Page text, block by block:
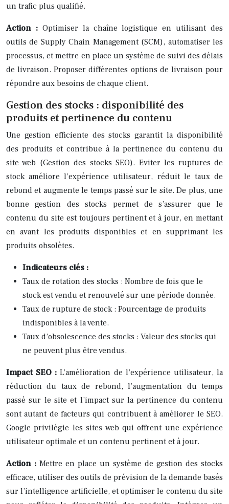
un trafic plus qualifié.
Action : Optimiser la chaîne logistique en utilisant des
outils de Supply Chain Management (SCM), automatiser les
processus, et mettre en place un système de suivi des délais
de livraison. Proposer différentes options de livraison pour
répondre aux besoins de chaque client.
Gestion des stocks : disponibilité des
produits et pertinence du contenu
Une gestion efficiente des stocks garantit la disponibilité
des produits et contribue à la pertinence du contenu du
site web (Gestion des stocks SEO). Eviter les ruptures de
stock améliore l’expérience utilisateur, réduit le taux de
rebond et augmente le temps passé sur le site. De plus, une
bonne gestion des stocks permet de s’assurer que le
contenu du site est toujours pertinent et à jour, en mettant
en avant les produits disponibles et en supprimant les
produits obsolètes.
Indicateurs clés :
Taux de rotation des stocks : Nombre de fois que le
stock est vendu et renouvelé sur une période donnée.
Taux de rupture de stock : Pourcentage de produits
indisponibles à la vente.
Taux d’obsolescence des stocks : Valeur des stocks qui
ne peuvent plus être vendus.
Impact SEO :L’amélioration de l’expérience utilisateur, la
réduction du taux de rebond, l’augmentation du temps
passé sur le site et l’impact sur la pertinence du contenu
sont autant de facteurs qui contribuent à améliorer le SEO.
Google privilégie les sites web qui offrent une expérience
utilisateur optimale et un contenu pertinent et à jour.
Action : Mettre en place un système de gestion des stocks
efficace, utiliser des outils de prévision de la demande basés
sur l’intelligence artificielle, et optimiser le contenu du site